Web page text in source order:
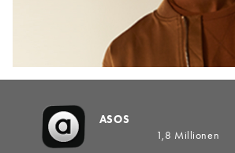
ASOS
1,8 Millionen